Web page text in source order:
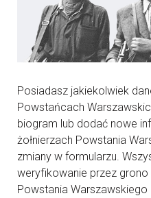
Posiadasz jakiekolwiek
Powstańcach
biogram lub dodać nowe
żołnierzach Powstania
zmiany w formularzu.
weryfikowanie przez
Powstania Warszawskiego